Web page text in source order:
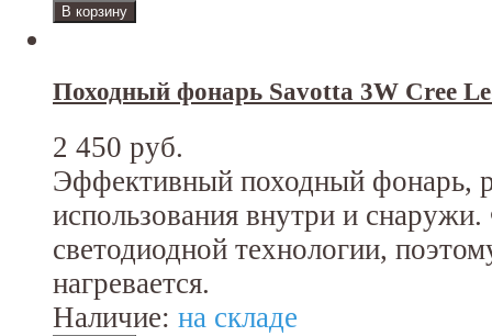
Походный фонарь Savotta 3W Cree
2 450 руб.
Эффективный походный фонарь,
использования внутри и
светодиодной технологии,
нагревается.
Наличие: на складе